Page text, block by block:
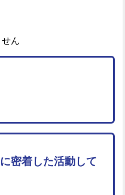
ん
密着した活動して